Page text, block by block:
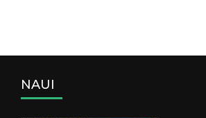
NAUI